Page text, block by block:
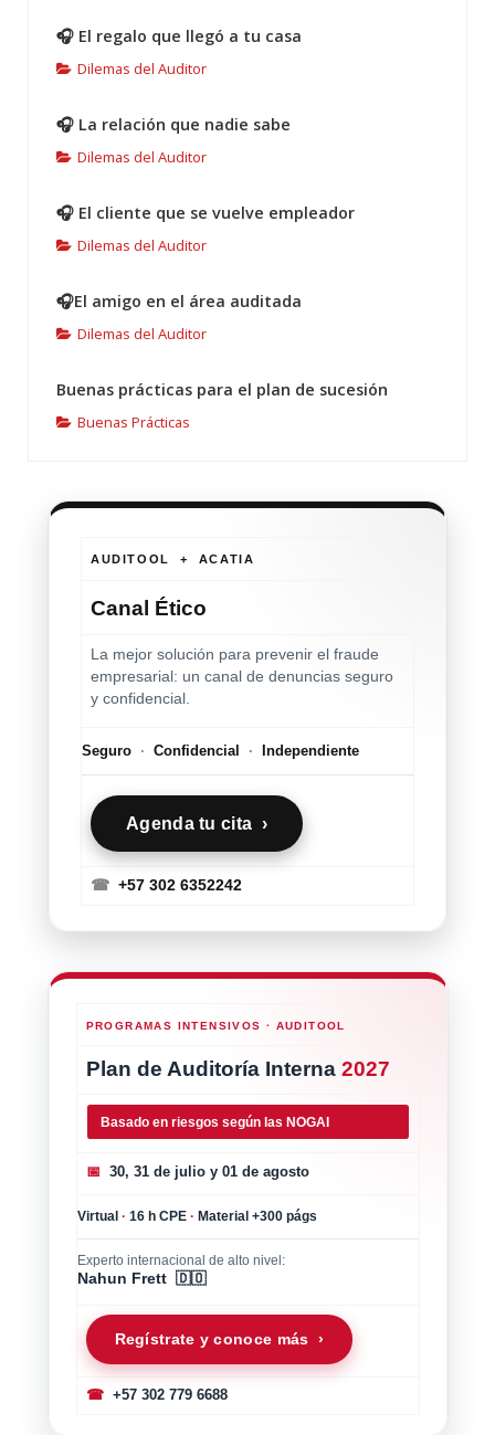
🎧 El regalo que llegó a tu casa
Dilemas del Auditor
🎧 La relación que nadie sabe
Dilemas del Auditor
🎧 El cliente que se vuelve empleador
Dilemas del Auditor
🎧El amigo en el área auditada
Dilemas del Auditor
Buenas prácticas para el plan de sucesión
Buenas Prácticas
AUDITOOL + ACATIA
Canal Ético
La mejor solución para prevenir el fraude
empresarial: un canal de denuncias seguro
y confidencial.
Seguro · Confidencial · Independiente
Agenda tu cita ›
☎ +57 302 6352242
PROGRAMAS INTENSIVOS · AUDITOOL
Plan de Auditoría Interna 2027
Basado en riesgos según las NOGAI
📅 30, 31 de julio y 01 de agosto
Virtual · 16 h CPE · Material +300 págs
Experto internacional de alto nivel:
Nahun Frett 🇩🇴
Regístrate y conoce más ›
☎+57 302 779 6688